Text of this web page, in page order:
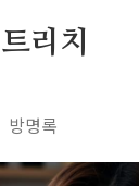
리치
방명록